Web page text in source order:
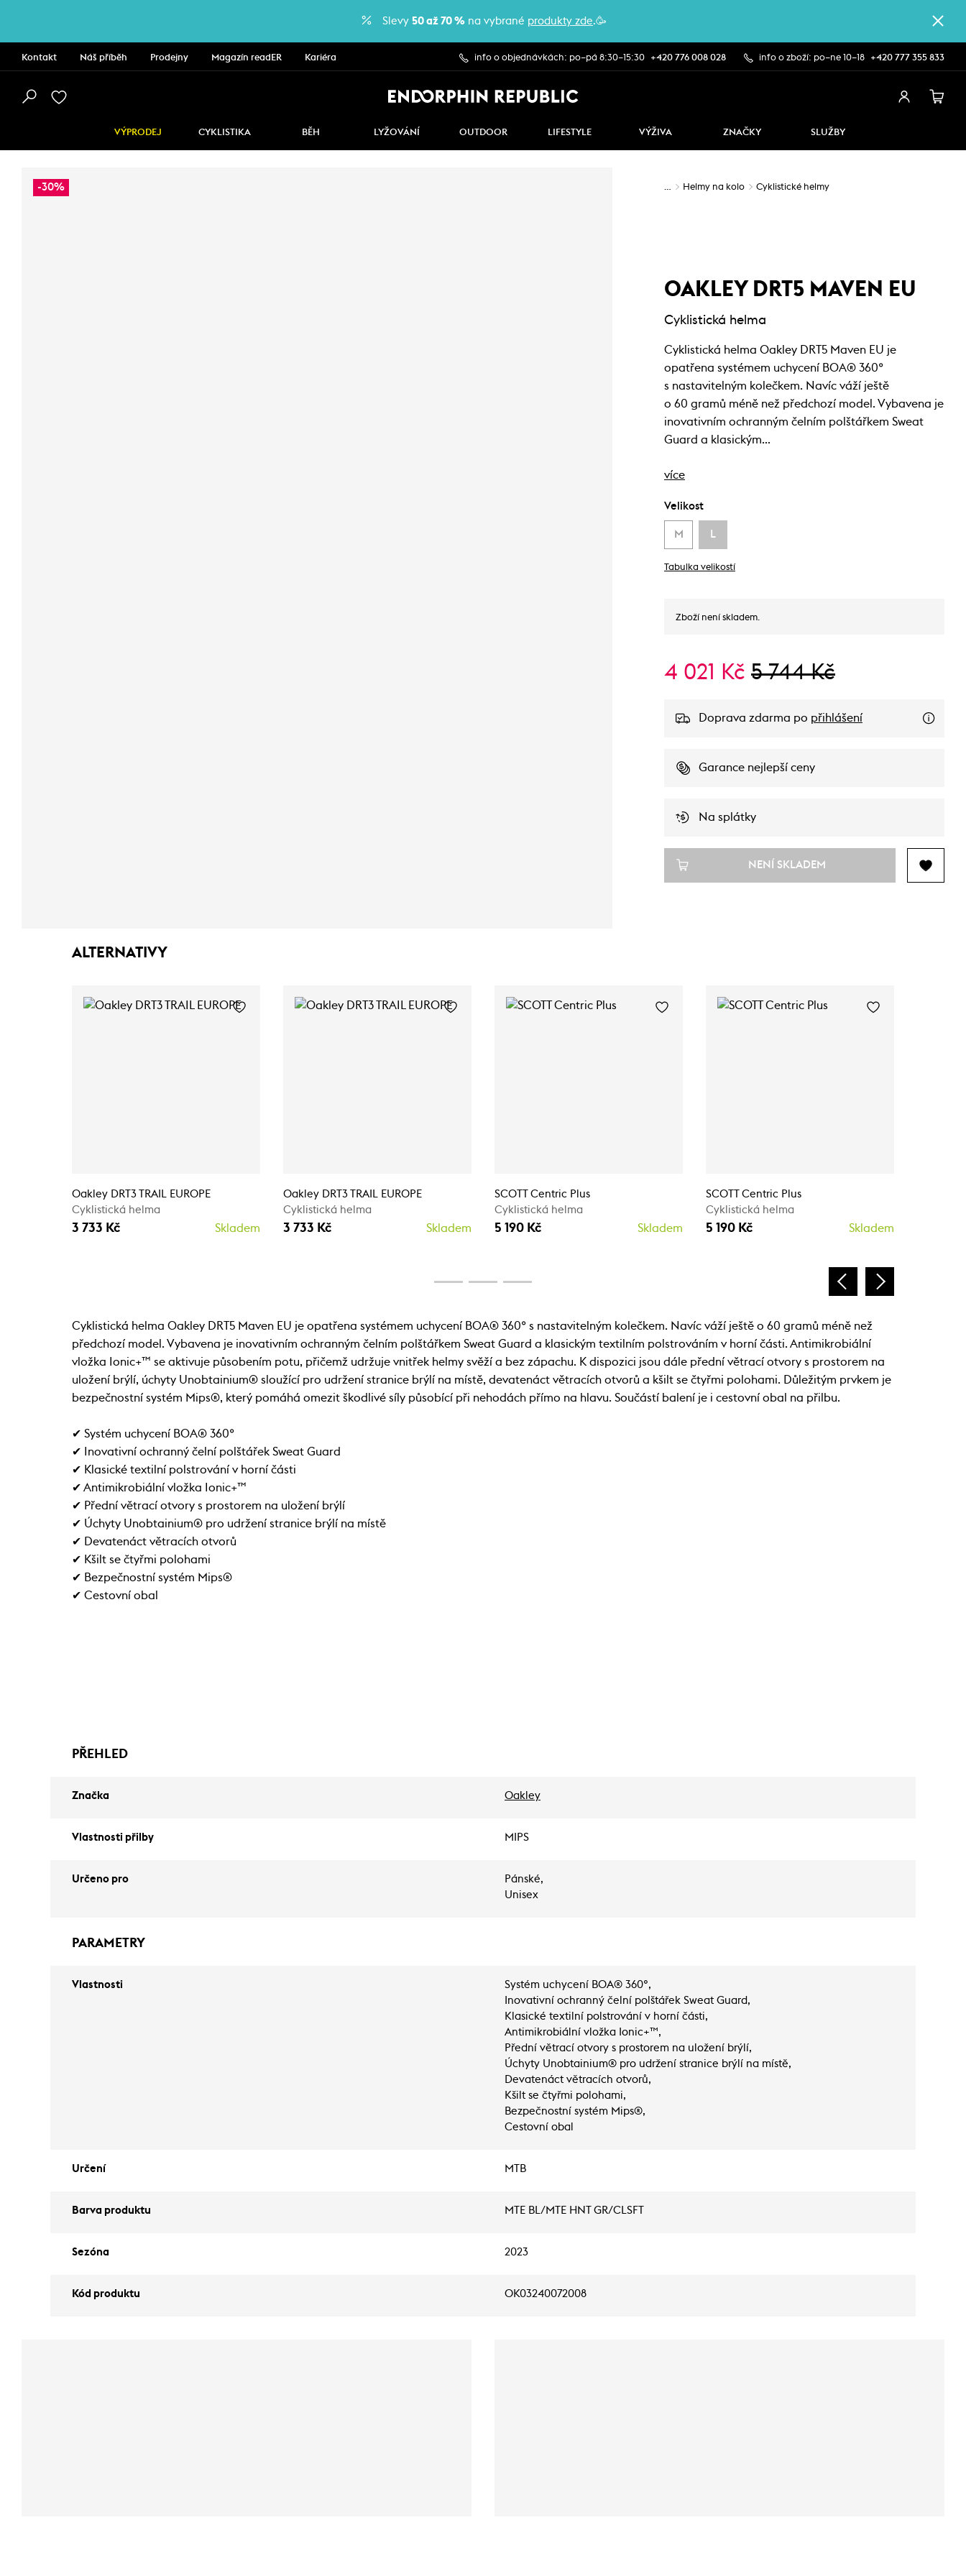
Slevy 50 až 70 % na vybrané produkty zde.🥳
Kontakt Náš příběh Prodejny Magazín readER Kariéra info o objednávkách: po–pá 8:30–15:30 +420 776 008 028 info o zboží: po–ne 10–18 +420 777 355 833
VÝPRODEJ CYKLISTIKA BĚH LYŽOVÁNÍ OUTDOOR LIFESTYLE VÝŽIVA ZNAČKY SLUŽBY
-30% … Helmy na kolo Cyklistické helmy
OAKLEY DRT5 MAVEN EU
Cyklistická helma
Cyklistická helma Oakley DRT5 Maven EU je
opatřena systémem uchycení BOA® 360°
s nastavitelným kolečkem. Navíc váží ještě
o 60 gramů méně než předchozí model. Vybavena je
inovativním ochranným čelním polštářkem Sweat
Guard a klasickým…
více
Velikost
M L
Tabulka velikostí
Zboží není skladem.
4 021 Kč 5 744 Kč
Doprava zdarma po přihlášení
Garance nejlepší ceny
Na splátky
NENÍ SKLADEM
ALTERNATIVY
Oakley DRT3 TRAIL EUROPE
Cyklistická helma
3 733 Kč Skladem
Oakley DRT3 TRAIL EUROPE
Cyklistická helma
3 733 Kč Skladem
SCOTT Centric Plus
Cyklistická helma
5 190 Kč Skladem
SCOTT Centric Plus
Cyklistická helma
5 190 Kč Skladem
Cyklistická helma Oakley DRT5 Maven EU je opatřena systémem uchycení BOA® 360° s nastavitelným kolečkem. Navíc váží ještě o 60 gramů méně než
předchozí model. Vybavena je inovativním ochranným čelním polštářkem Sweat Guard a klasickým textilním polstrováním v horní části. Antimikrobiální
vložka Ionic+™ se aktivuje působením potu, přičemž udržuje vnitřek helmy svěží a bez zápachu. K dispozici jsou dále přední větrací otvory s prostorem na
uložení brýlí, úchyty Unobtainium® sloužící pro udržení stranice brýlí na místě, devatenáct větracích otvorů a kšilt se čtyřmi polohami. Důležitým prvkem je
bezpečnostní systém Mips®, který pomáhá omezit škodlivé síly působící při nehodách přímo na hlavu. Součástí balení je i cestovní obal na přilbu.
✔ Systém uchycení BOA® 360°
✔ Inovativní ochranný čelní polštářek Sweat Guard
✔ Klasické textilní polstrování v horní části
✔ Antimikrobiální vložka Ionic+™
✔ Přední větrací otvory s prostorem na uložení brýlí
✔ Úchyty Unobtainium® pro udržení stranice brýlí na místě
✔ Devatenáct větracích otvorů
✔ Kšilt se čtyřmi polohami
✔ Bezpečnostní systém Mips®
✔ Cestovní obal
PŘEHLED
Značka Oakley
Vlastnosti přilby MIPS
Určeno pro
Pánské,
Unisex
PARAMETRY
Vlastnosti
Systém uchycení BOA® 360°,
Inovativní ochranný čelní polštářek Sweat Guard,
Klasické textilní polstrování v horní části,
Antimikrobiální vložka Ionic+™,
Přední větrací otvory s prostorem na uložení brýlí,
Úchyty Unobtainium® pro udržení stranice brýlí na místě,
Devatenáct větracích otvorů,
Kšilt se čtyřmi polohami,
Bezpečnostní systém Mips®,
Cestovní obal
Určení MTB
Barva produktu MTE BL/MTE HNT GR/CLSFT
Sezóna 2023
Kód produktu OK03240072008